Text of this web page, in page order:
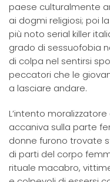
paese culturalmente
ai dogmi religiosi; poi
più noto serial killer
grado di sessuofobia
di colpa nel sentirsi
peccatori che le
a lasciare andare.
L’intento
accaniva sulla parte
donne furono trovate
di parti del corpo
rituale macabro,